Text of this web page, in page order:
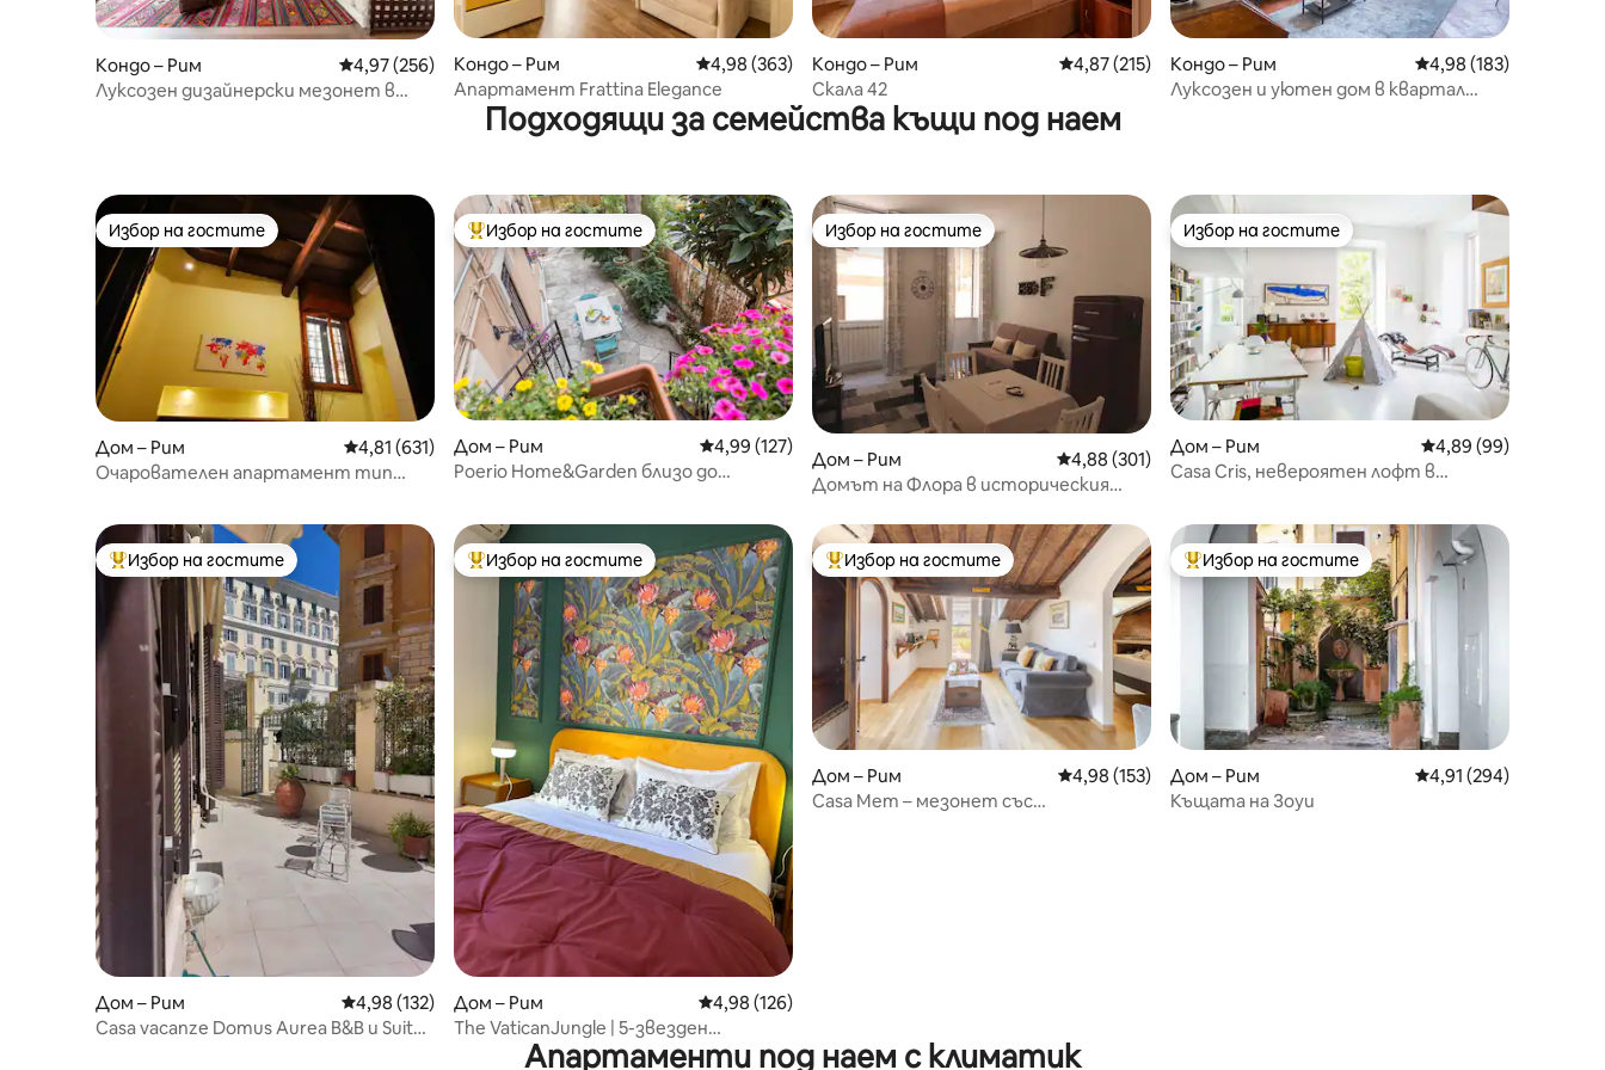
Кондо – Рим Средна оценка: 4,97 от 5, 256 отзива
4,97 (256)
Луксозен дизайнерски мезонет в
Кондо – Рим Средна оценка: 4,98 от 5, 363 отзива
4,98 (363)
Апартамент Frattina Elegance
Кондо – Рим Средна оценка: 4,87 от 5, 215 отзива
4,87 (215)
Скала 42
Кондо – Рим Средна оценка: 4,98
4,98 (183)
Луксозен и уютен дом в квартал
Подходящи за семейства къщи под наем
Избор на гостите
Избор на гостите
Дом – Рим Средна оценка: 4,81 от 5, 631 отзива
4,81 (631)
Очарователен апартамент тип
Най-популярен избор на гостите
Избор на гостите
Дом – Рим Средна оценка: 4,99 от 5, 127 отзива
4,99 (127)
Poerio Home&Garden близо до
Избор на гостите
Избор на гостите
Дом – Рим Средна оценка: 4,88 от 5, 301 отзива
4,88 (301)
Домът на Флора в историческия
Избор на гостите
Избор на гостите
Дом – Рим Средна оценка:
4,89 (99)
Casa Cris, невероятен лофт в
Най-популярен избор на гостите
Избор на гостите
Дом – Рим Средна оценка: 4,98 от 5, 132 отзива
4,98 (132)
Casa vacanze Domus Aurea B&B и Suites
Най-популярен избор на гостите
Избор на гостите
Дом – Рим Средна оценка: 4,98 от 5, 126 отзива
4,98 (126)
The VaticanJungle | 5-звезден
апартамент | Градина | Допускат се
Най-популярен избор на гостите
Избор на гостите
Дом – Рим Средна оценка: 4,98 от 5, 153 отзива
4,98 (153)
Casa Mem – мезонет със
Най-популярен избор на гостите
Избор на гостите
Дом – Рим Средна оценка: 4,91
4,91 (294)
Къщата на Зоуи
Апартаменти под наем с климатик